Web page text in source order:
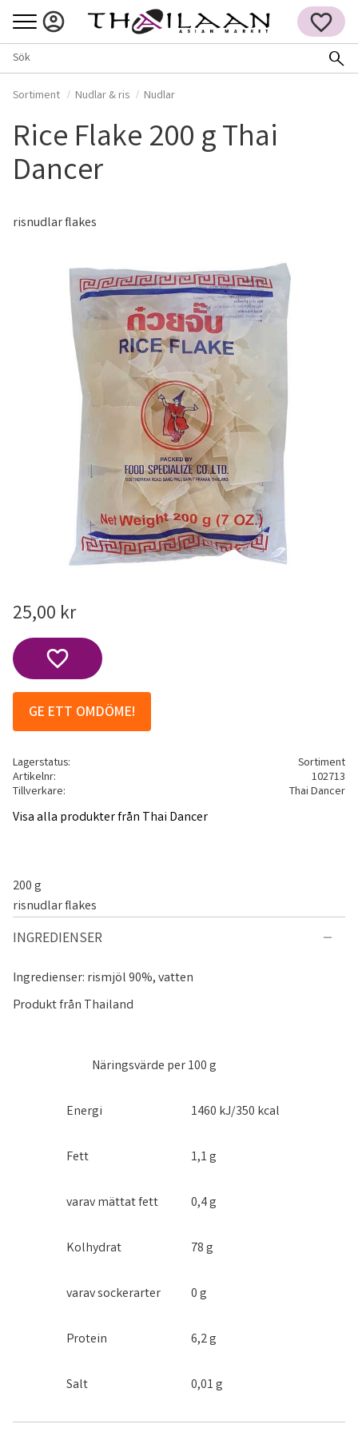
FAVORITER
Sortiment Nudlar & ris Nudlar
Rice Flake 200 g Thai
Dancer
risnudlar flakes
25,00 kr
Lägg till i favoriter
Lagerstatus
Sortiment
Artikelnr
102713
Tillverkare
Thai Dancer
Visa alla produkter från Thai Dancer
GE ETT OMDÖME!
200 g
risnudlar flakes
INGREDIENSER
Ingredienser: rismjöl 90%, vatten
Produkt från Thailand
Näringsvärde per 100 g
Energi 1460 kJ/350 kcal
Fett 1,1 g
varav mättat fett 0,4 g
Kolhydrat 78 g
varav sockerarter 0 g
Protein 6,2 g
Salt 0,01 g